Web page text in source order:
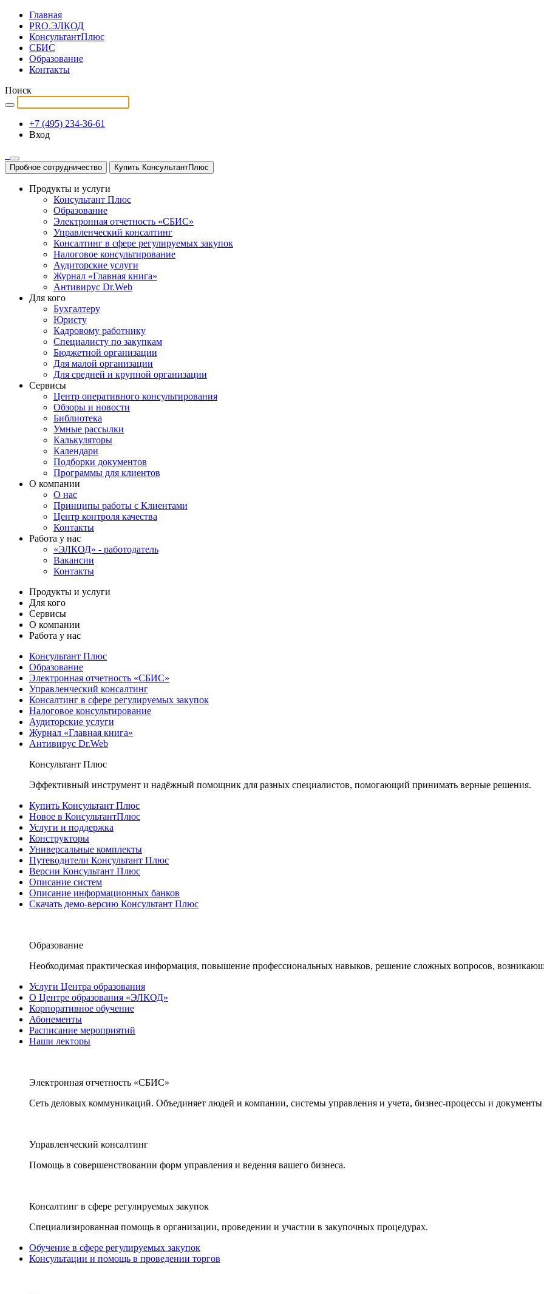
Главная
PRO.ЭЛКОД
КонсультантПлюс
СБИС
Образование
Контакты
Поиск
+7 (495) 234-36-61
Вход
Пробное сотрудничество Купить КонсультантПлюс
Продукты и услуги
Консультант Плюс
Образование
Электронная отчетность «СБИС»
Управленческий консалтинг
Консалтинг в сфере регулируемых закупок
Налоговое консультирование
Аудиторские услуги
Журнал «Главная книга»
Антивирус Dr.Web
Для кого
Бухгалтеру
Юристу
Кадровому работнику
Специалисту по закупкам
Бюджетной организации
Для малой организации
Для средней и крупной организации
Сервисы
Центр оперативного консультирования
Обзоры и новости
Библиотека
Умные рассылки
Калькуляторы
Календари
Подборки документов
Программы для клиентов
О компании
О нас
Принципы работы с Клиентами
Центр контроля качества
Контакты
Работа у нас
«ЭЛКОД» - работодатель
Вакансии
Контакты
Продукты и услуги
Для кого
Сервисы
О компании
Работа у нас
Консультант Плюс
Образование
Электронная отчетность «СБИС»
Управленческий консалтинг
Консалтинг в сфере регулируемых закупок
Налоговое консультирование
Аудиторские услуги
Журнал «Главная книга»
Антивирус Dr.Web
Консультант Плюс
Эффективный инструмент и надёжный помощник для разных специалистов, помогающий принимать верные решения.
Купить Консультант Плюс
Новое в КонсультантПлюс
Услуги и поддержка
Конструкторы
Универсальные комплекты
Путеводители Консультант Плюс
Версии Консультант Плюс
Описание систем
Описание информационных банков
Скачать демо-версию Консультант Плюс
Образование
Необходимая практическая информация, повышение профессиональных навыков, решение сложных вопросов,
Услуги Центра образования
О Центре образования «ЭЛКОД»
Корпоративное обучение
Абонементы
Расписание мероприятий
Наши лекторы
Электронная отчетность «СБИС»
Сеть деловых коммуникаций. Объединяет людей и компании, системы управления и учета, бизнес-процессы и документы
Управленческий консалтинг
Помощь в совершенствовании форм управления и ведения вашего бизнеса.
Консалтинг в сфере регулируемых закупок
Специализированная помощь в организации, проведении и участии в закупочных процедурах.
Обучение в сфере регулируемых закупок
Консультации и помощь в проведении торгов